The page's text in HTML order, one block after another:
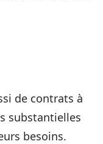
de contrats à
substantielles
besoins.